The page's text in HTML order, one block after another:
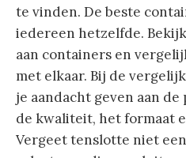
te vinden. De beste
iedereen hetzelfde.
aan containers en
met elkaar. Bij de
je aandacht geven aan
de kwaliteit, het formaat
Vergeet tenslotte niet